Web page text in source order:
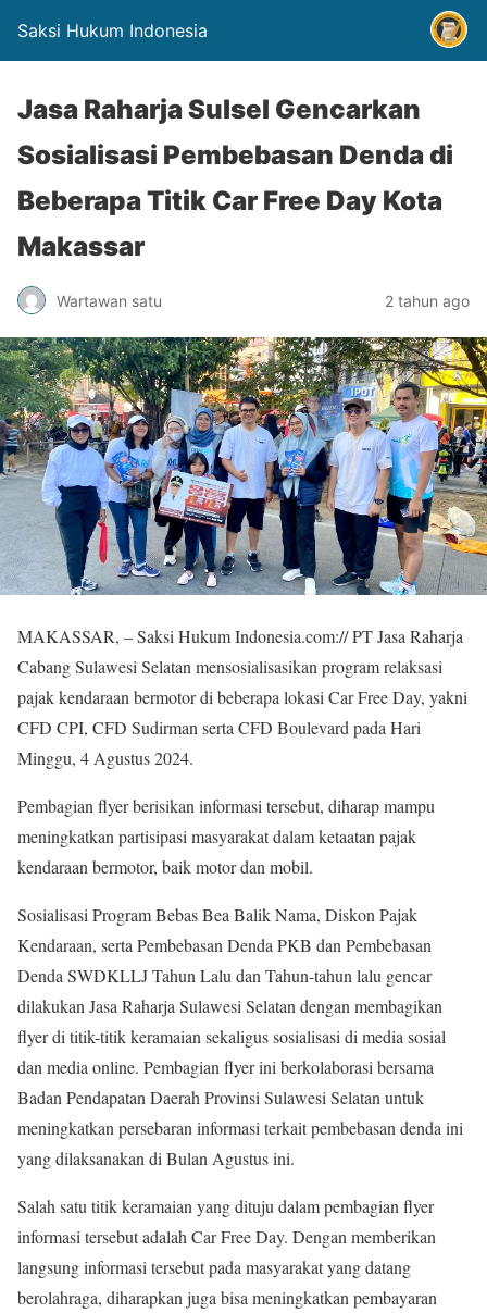
Saksi Hukum Indonesia
Jasa Raharja Sulsel Gencarkan
Sosialisasi Pembebasan Denda di
Beberapa Titik Car Free Day Kota
Makassar
Wartawan satu 2 tahun ago
MAKASSAR, – Saksi Hukum Indonesia.com://PT Jasa Raharja
Cabang Sulawesi Selatan mensosialisasikan program relaksasi
pajak kendaraan bermotor di beberapa lokasi Car Free Day, yakni
CFD CPI, CFD Sudirman serta CFD Boulevard pada Hari
Minggu, 4 Agustus 2024.
Pembagian flyer berisikan informasi tersebut, diharap mampu
meningkatkan partisipasi masyarakat dalam ketaatan pajak
kendaraan bermotor, baik motor dan mobil.
Sosialisasi Program Bebas Bea Balik Nama, Diskon Pajak
Kendaraan, serta Pembebasan Denda PKB dan Pembebasan
Denda SWDKLLJ Tahun Lalu dan Tahun-tahun lalu gencar
dilakukan Jasa Raharja Sulawesi Selatan dengan membagikan
flyer di titik-titik keramaian sekaligus sosialisasi di media sosial
dan media online. Pembagian flyer ini berkolaborasi bersama
Badan Pendapatan Daerah Provinsi Sulawesi Selatan untuk
meningkatkan persebaran informasi terkait pembebasan denda ini
yang dilaksanakan di Bulan Agustus ini.
Salah satu titik keramaian yang dituju dalam pembagian flyer
informasi tersebut adalah Car Free Day. Dengan memberikan
langsung informasi tersebut pada masyarakat yang datang
berolahraga, diharapkan juga bisa meningkatkan pembayaran